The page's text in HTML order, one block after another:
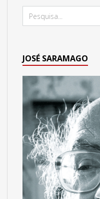
JOSÉ SARAMAGO